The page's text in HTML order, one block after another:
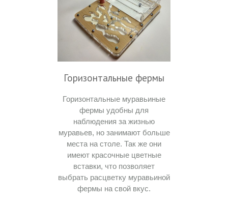
Горизонтальные фермы
Горизонтальные муравьиные
фермы удобны для
наблюдения за жизнью
муравьев, но занимают больше
места на столе. Так же они
имеют красочные цветные
вставки, что позволяет
выбрать расцветку муравьиной
фермы на свой вкус.